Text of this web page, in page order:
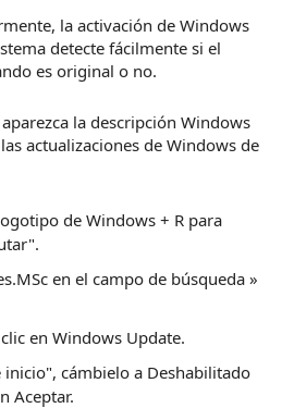
la activación de Windows
detecte fácilmente si el
es original o no.
la descripción Windows
actualizaciones de Windows de
de Windows + R para
en el campo de búsqueda »
en Windows Update.
inicio", cámbielo a Deshabilitado
Aceptar.